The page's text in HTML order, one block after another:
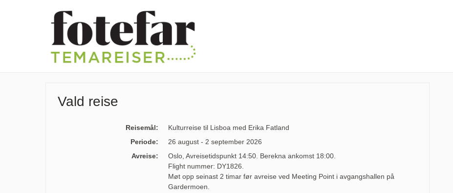
Vald reise
Reisemål:
Kulturreise til Lisboa med Erika Fatland
Periode:
26 august - 2 september 2026
Avreise:
Oslo, Avreisetidspunkt 14:50. Berekna ankomst 18:00.
Flight nummer: DY1826.
Møt opp seinast 2 timar før avreise ved Meeting Point i avgangshallen på
Gardermoen.